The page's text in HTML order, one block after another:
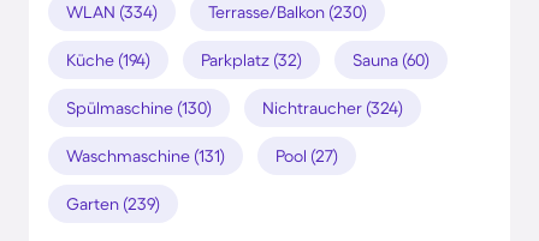
WLAN (334) Terrasse/Balkon (230)
Küche (194) Parkplatz (32) Sauna (60)
Spülmaschine (130) Nichtraucher (324)
Waschmaschine (131) Pool (27)
Garten (239)